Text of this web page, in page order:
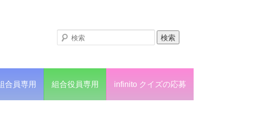
合員専用 組合役員専用 infinito クイズの応募